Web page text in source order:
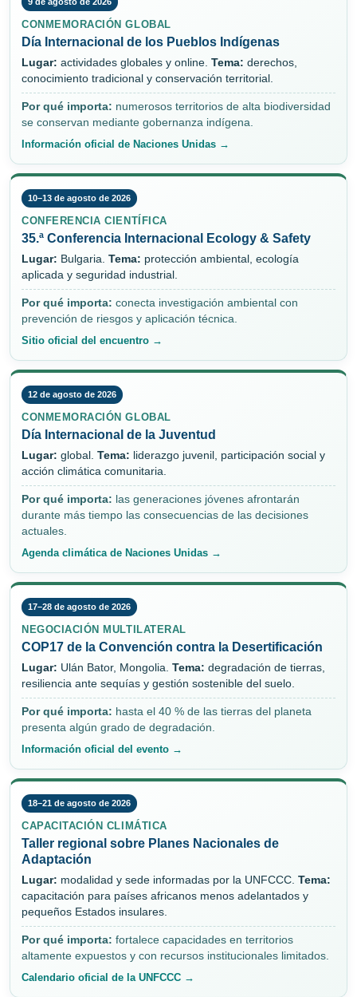
CONMEMORACIÓN GLOBAL
Día Internacional de los Pueblos Indígenas
Lugar: actividades globales y online. Tema: derechos,
conocimiento tradicional y conservación territorial.
Por qué importa: numerosos territorios de alta biodiversidad
se conservan mediante gobernanza indígena.
Información oficial de Naciones Unidas →
10–13 de agosto de 2026
CONFERENCIA CIENTÍFICA
35.ª Conferencia Internacional Ecology & Safety
Lugar: Bulgaria. Tema: protección ambiental, ecología
aplicada y seguridad industrial.
Por qué importa: conecta investigación ambiental con
prevención de riesgos y aplicación técnica.
Sitio oficial del encuentro →
12 de agosto de 2026
CONMEMORACIÓN GLOBAL
Día Internacional de la Juventud
Lugar: global. Tema: liderazgo juvenil, participación social y
acción climática comunitaria.
Por qué importa: las generaciones jóvenes afrontarán
durante más tiempo las consecuencias de las decisiones
actuales.
Agenda climática de Naciones Unidas →
17–28 de agosto de 2026
NEGOCIACIÓN MULTILATERAL
COP17 de la Convención contra la Desertificación
Lugar: Ulán Bator, Mongolia. Tema: degradación de tierras,
resiliencia ante sequías y gestión sostenible del suelo.
Por qué importa: hasta el 40 % de las tierras del planeta
presenta algún grado de degradación.
Información oficial del evento →
18–21 de agosto de 2026
CAPACITACIÓN CLIMÁTICA
Taller regional sobre Planes Nacionales de
Adaptación
Lugar: modalidad y sede informadas por la UNFCCC. Tema:
capacitación para países africanos menos adelantados y
pequeños Estados insulares.
Por qué importa: fortalece capacidades en territorios
altamente expuestos y con recursos institucionales limitados.
Calendario oficial de la UNFCCC →